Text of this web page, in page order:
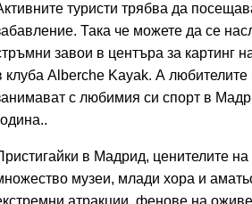
туристи трябва да
Така че можете да се
завои в центъра за картинг
клуба Alberche Kayak. А
с любимия си спорт в
в Мадрид, ценителите
музеи, млади хора и